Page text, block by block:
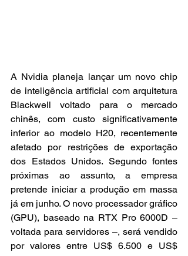
A Nvidia planeja lançar um novo chip
de inteligência artificial com arquitetura
Blackwell voltado para o mercado
chinês, com custo significativamente
inferior ao modelo H20, recentemente
afetado por restrições de exportação
dos Estados Unidos. Segundo fontes
próximas ao assunto, a empresa
pretende iniciar a produção em massa
já em junho. O novo processador gráfico
(GPU), baseado na RTX Pro 6000D –
voltada para servidores –, será vendido
por valores entre US$ 6.500 e US$